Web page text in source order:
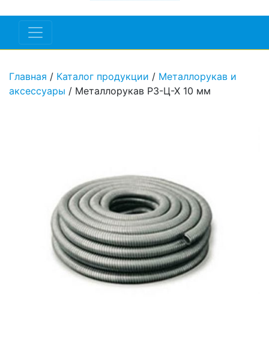
Главная / Каталог продукции / Металлорукав и
аксессуары / Металлорукав РЗ-Ц-Х 10 мм